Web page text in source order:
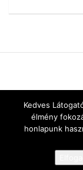
Kedves
élmény
honlapunk